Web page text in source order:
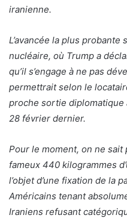
iranienne.
L’avancée la plus
nucléaire, où Trump a
qu’il s’engage à ne pas
permettrait selon le
proche sortie
28 février dernier.
Pour le moment, on ne
fameux 440 kilogrammes
l’objet d’une fixation de la
Américains tenant
Iraniens refusant